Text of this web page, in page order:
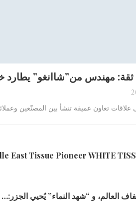
مهندس من”شاانغو” يطارد
علاقات تعاون عميقة تنشأ بين المصنّعين
العالم، و “شهد النماء” يُحيي الجزر:…